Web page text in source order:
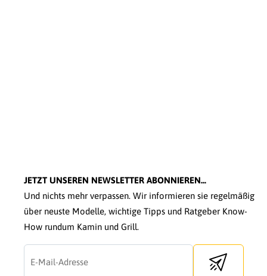
JETZT UNSEREN NEWSLETTER ABONNIEREN...
Und nichts mehr verpassen. Wir informieren sie regelmäßig
über neuste Modelle, wichtige Tipps und Ratgeber Know-
How rundum Kamin und Grill.
Send